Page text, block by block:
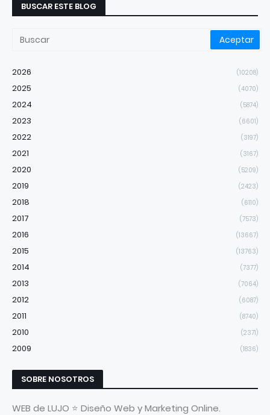
BUSCAR ESTE BLOG
2026 (10208)
2025 (4070)
2024 (5874)
2023 (6601)
2022 (3197)
2021 (3167)
2020 (5209)
2019 (2423)
2018 (6110)
2017 (7573)
2016 (13667)
2015 (13763)
2014 (7377)
2013 (7064)
2012 (6087)
2011 (8740)
2010 (2371)
2009 (1836)
SOBRE NOSOTROS
WEB de LUJO ⭐ Diseño Web y Marketing Online.